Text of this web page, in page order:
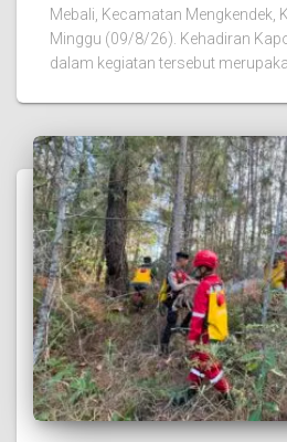
Mebali, Kecamatan Mengkendek,
Minggu (09/8/26). Kehadiran
dalam kegiatan tersebut